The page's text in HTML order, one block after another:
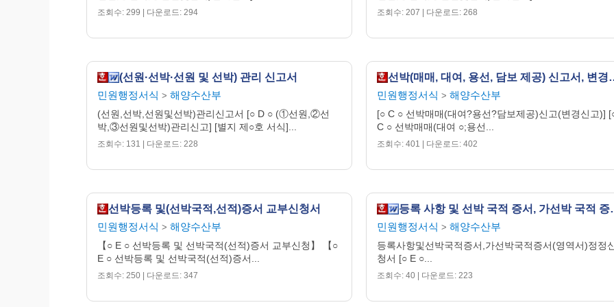
조회수: 299 | 다운로드: 294 조회수: 207 | 다운로드: 268
(선원·선박·선원 및 선박) 관리 신고서
민원행정서식 > 해양수산부
(선원,선박,선원및선박)관리신고서 [○ D ○ (①선원,②선
박,③선원및선박)관리신고] [별지 제○호 서식]...
조회수: 131 | 다운로드: 228
선박(매매, 대여,
민원행정서식 > 해양수산부
[○ C ○ 선박매매(대여?용선?담보제공)신고(변경신고)]
C ○ 선박매매(대여 ○;용선...
조회수: 401 | 다운로드: 402
선박등록 및(선박국적,선적)증서 교부신청서
민원행정서식 > 해양수산부
【○ E ○ 선박등록 및 선박국적(선적)증서 교부신청】 【○
E ○ 선박등록 및 선박국적(선적)증서...
조회수: 250 | 다운로드: 347
등록 사항 및
민원행정서식 > 해양수산부
등록사항및선박국적증서,가선박국적증서(영역서)정정
청서 [○ E ○...
조회수: 40 | 다운로드: 223